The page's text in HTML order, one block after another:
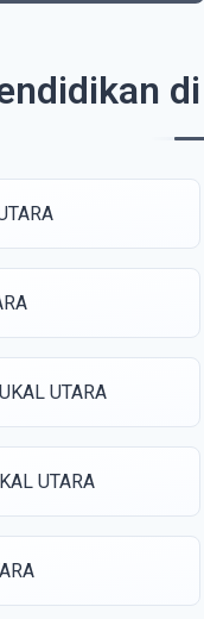
di
UTARA
UTARA